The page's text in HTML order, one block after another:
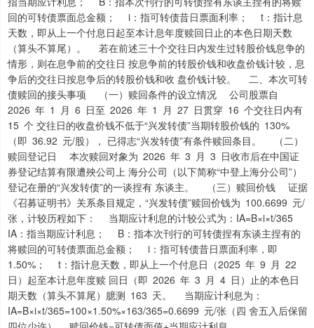
回的可转债票面总金额； i：指可转债昔日票面利率； t：指计息
天数，即从上一个付息日起至本计息年度赎回日止的本色日期天数
（算头不算尾）。 若在前述三十个交往日内发生过转股价钱息争的
情形，则在息争前的交往日 按息争前的转股价钱和收盘价钱计较，息
争后的交往日按息争后的转股价钱和收 盘价钱计较。 二、本次可转
债赎回的接头事项 （一）赎回条件的设立情况 公司股票自
2026 年 1 月 6 日至 2026 年 1 月 27 日贯穿 16 个交往日内有
15 个 交往日的收盘价钱不低于“兴发转债”当期转股价钱的 130%
（即 36.92 元/股）， 已得志“兴发转债”有条件赎回条目。 （二）
赎回登记日 本次赎回对象为 2026 年 3 月 3 日收市后在中国证
券登记结算有限遭殃公司上 海分公司（以下简称“中登上海分公司”）
登记在册的“兴发转债”的一谈捏有 东谈主。 （三）赎回价钱 证据
《召募证明书》关系条目规定，“兴发转债”赎回价钱为 100.6699 元/
张，计较历程如下： 当期应计利息的计较公式为：IA=B×i×t/365
IA：指当期应计利息； B：指本次刊行的可转债捏有东谈主捏有的
将赎回的可转债票面总金额； i：指可转债昔日票面利率，即
1.50%； t：指计息天数，即从上一个付息日（2025 年 9 月 22
日）起至本计息年度赎 回日（即 2026 年 3 月 4 日）止的本色日
期天数（算头不算尾）臆测 163 天。 当期应计利息为：
IA=B×i×t/365=100×1.50%×163/365=0.6699 元/张（四 舍五入后保留